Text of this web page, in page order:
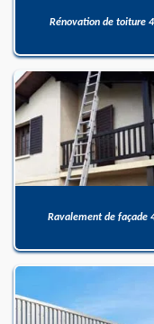
Rénovation de toiture
Ravalement de façade